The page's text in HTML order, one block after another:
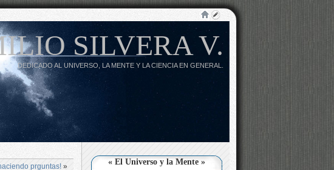
SILVERA V.
DEDICADO AL UNIVERSO, LA MENTE Y LA CIENCIA EN GENERAL.
« El Universo y la Mente »
prguntas! »